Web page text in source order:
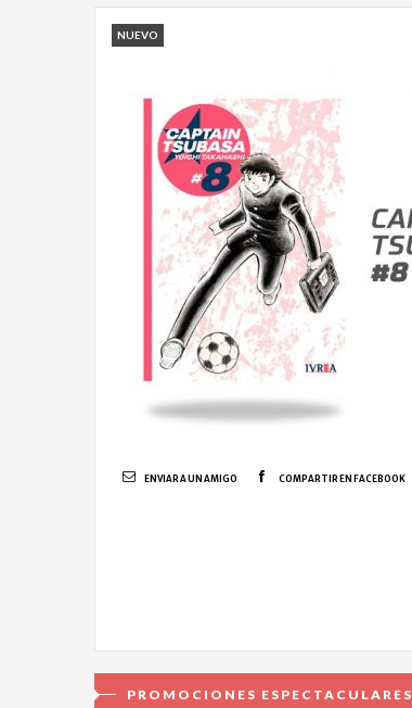
NUEVO
ENVIAR A UN AMIGO COMPARTIR EN FACEBOOK
PROMOCIONES ESPECTACULARES